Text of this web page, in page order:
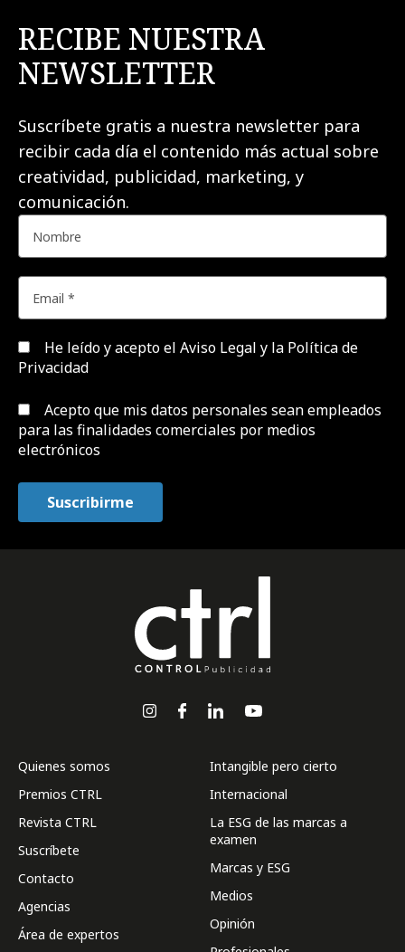
RECIBE NUESTRA
NEWSLETTER
Suscríbete gratis a nuestra newsletter para
recibir cada día el contenido más actual sobre
creatividad, publicidad, marketing, y
comunicación.
He leído y acepto el Aviso Legal y la Política de
Privacidad
Acepto que mis datos personales sean empleados
para las finalidades comerciales por medios
electrónicos
Quienes somos
Premios CTRL
Revista CTRL
Suscríbete
Contacto
Agencias
Área de expertos
Intangible pero cierto
Internacional
La ESG de las marcas a
examen
Marcas y ESG
Medios
Opinión